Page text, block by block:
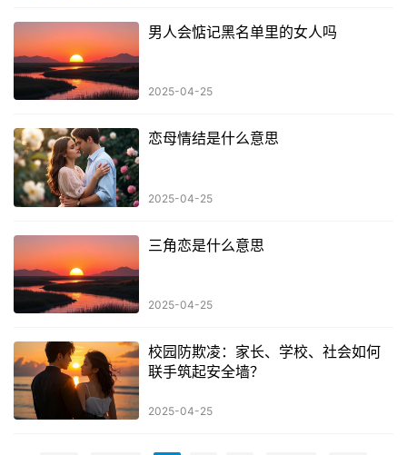
男人会惦记黑名单里的女人吗
2025-04-25
恋母情结是什么意思
2025-04-25
三角恋是什么意思
2025-04-25
校园防欺凌：家长、学校、社会如何
联手筑起安全墙？
2025-04-25